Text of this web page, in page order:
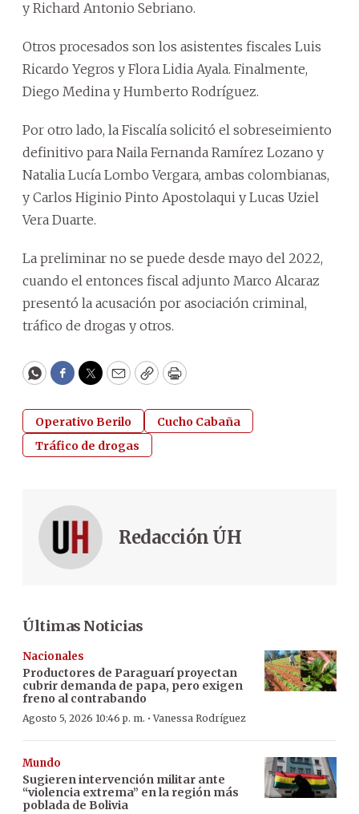
y Richard Antonio Sebriano.
Otros procesados son los asistentes fiscales Luis
Ricardo Yegros y Flora Lidia Ayala. Finalmente,
Diego Medina y Humberto Rodríguez.
Por otro lado, la Fiscalía solicitó el sobreseimiento
definitivo para Naila Fernanda Ramírez Lozano y
Natalia Lucía Lombo Vergara, ambas colombianas,
y Carlos Higinio Pinto Apostolaqui y Lucas Uziel
Vera Duarte.
La preliminar no se puede desde mayo del 2022,
cuando el entonces fiscal adjunto Marco Alcaraz
presentó la acusación por asociación criminal,
tráfico de drogas y otros.
WhatsApp
Facebook
Twitter
EmailCopyPrint
Operativo Berilo
Cucho Cabaña
Tráfico de drogas
Redacción ÚH
Últimas Noticias
Nacionales
Productores de Paraguarí proyectan
cubrir demanda de papa, pero exigen
freno al contrabando
Agosto 5, 2026 10:46 p. m. ·Vanessa Rodríguez
Mundo
Sugieren intervención militar ante
“violencia extrema” en la región más
poblada de Bolivia